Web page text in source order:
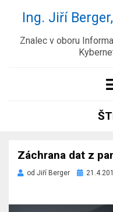
Ing. Jiří
Znalec v oboru
Záchrana dat z
od Jiří Berger
Zveřejněno